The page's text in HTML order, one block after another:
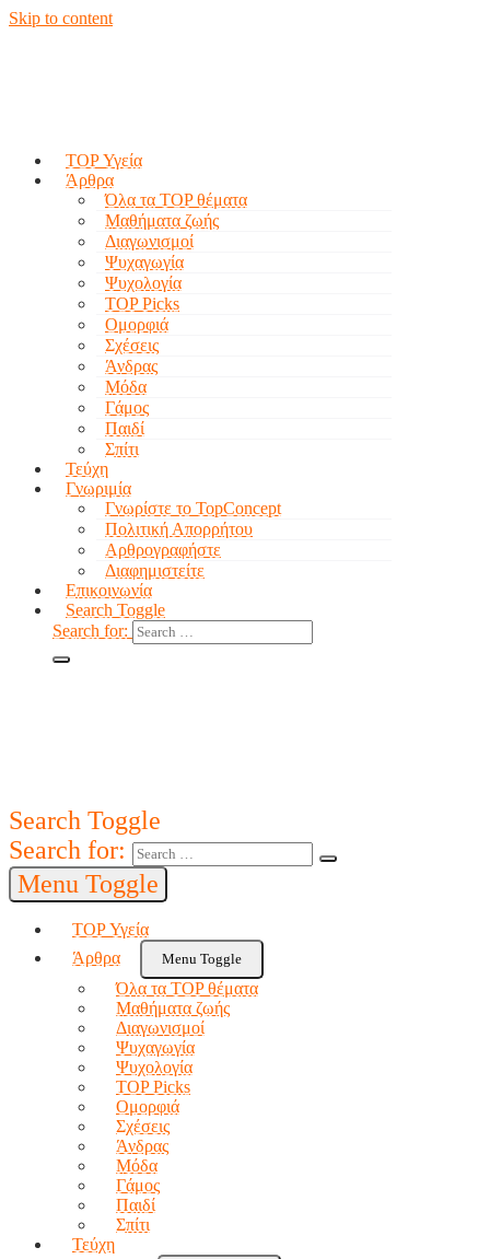
Skip to content
TOP Υγεία
Άρθρα
Όλα τα TOP θέματα
Μαθήματα ζωής
Διαγωνισμοί
Ψυχαγωγία
Ψυχολογία
TOP Picks
Ομορφιά
Σχέσεις
Άνδρας
Μόδα
Γάμος
Παιδί
Σπίτι
Τεύχη
Γνωριμία
Γνωρίστε το TopConcept
Πολιτική Απορρήτου
Αρθρογραφήστε
Διαφημιστείτε
Επικοινωνία
Search Toggle
Search for:
Search Toggle
Search for:
Menu Toggle
TOP Υγεία
Άρθρα
Menu Toggle
Όλα τα TOP θέματα
Μαθήματα ζωής
Διαγωνισμοί
Ψυχαγωγία
Ψυχολογία
TOP Picks
Ομορφιά
Σχέσεις
Άνδρας
Μόδα
Γάμος
Παιδί
Σπίτι
Τεύχη